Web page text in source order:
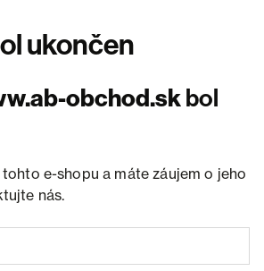
ukončen
obchod.skbol
e-shopu a máte záujem o jeho
nás.